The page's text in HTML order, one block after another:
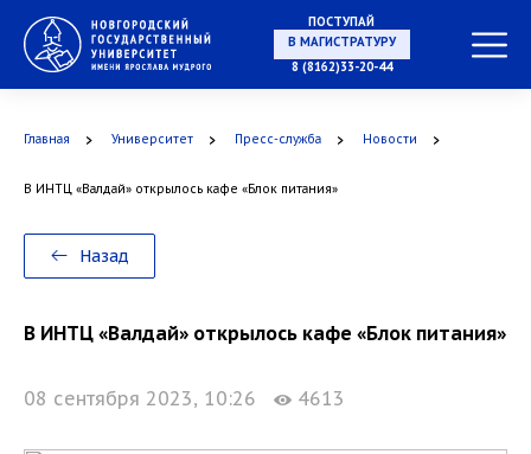
ПОСТУПАЙ
В МАГИСТРАТУРУ
8 (8162)33-20-44
Главная Университет Пресс-служба Новости
В ИНТЦ «Валдай» открылось кафе «Блок питания»
Назад
В ИНТЦ «Валдай» открылось кафе «Блок питания»
08 сентября 2023, 10:26 4613